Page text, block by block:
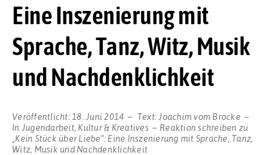
Eine Inszenierung mit
Sprache, Tanz, Witz, Musik
und Nachdenklichkeit
Veröffentlicht: 18. Juni 2014 Text: Joachim vom Brocke
In Jugendarbeit,Kultur & Kreatives Reaktion schreiben zu
„Kein Stück über Liebe“: Eine Inszenierung mit Sprache, Tanz,
Witz, Musik und Nachdenklichkeit